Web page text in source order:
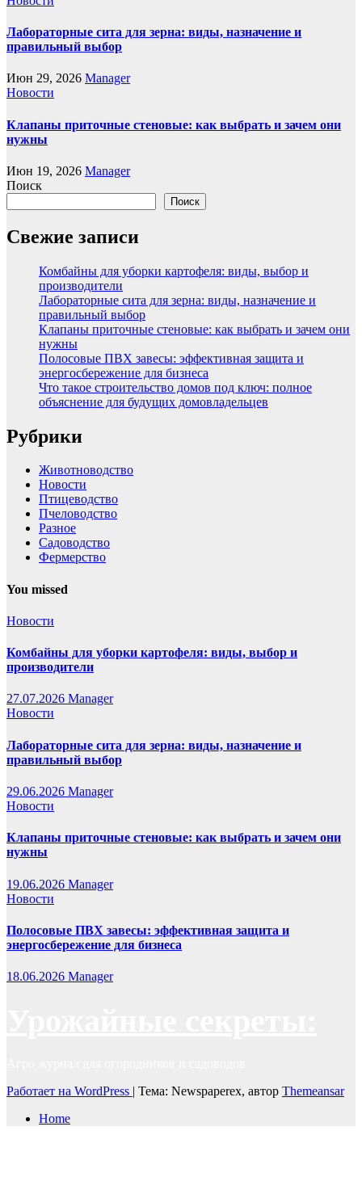
Лабораторные сита для зерна: виды, назначение и
правильный выбор
Июн 29, 2026 Manager
Новости
Клапаны приточные стеновые: как выбрать и зачем они
нужны
Июн 19, 2026 Manager
Поиск
Поиск
Свежие записи
Комбайны для уборки картофеля: виды, выбор и
производители
Лабораторные сита для зерна: виды, назначение и
правильный выбор
Клапаны приточные стеновые: как выбрать и зачем они
нужны
Полосовые ПВХ завесы: эффективная защита и
энергосбережение для бизнеса
Что такое строительство домов под ключ: полное
объяснение для будущих домовладельцев
Рубрики
Животноводство
Новости
Птицеводство
Пчеловодство
Разное
Садоводство
Фермерство
You missed
Новости
Комбайны для уборки картофеля: виды, выбор и
производители
27.07.2026 Manager
Новости
Лабораторные сита для зерна: виды, назначение и
правильный выбор
29.06.2026 Manager
Новости
Клапаны приточные стеновые: как выбрать и зачем они
нужны
19.06.2026 Manager
Новости
Полосовые ПВХ завесы: эффективная защита и
энергосбережение для бизнеса
18.06.2026 Manager
Работает на WordPress | Тема: Newspaperex, автор Themeansar
Home